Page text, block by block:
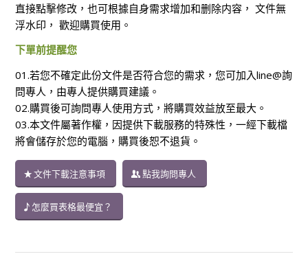
直接點擊修改，也可根據自身需求增加和删除内容， 文件無
浮水印， 歡迎購買使用。
下單前提醒您
01.若您不確定此份文件是否符合您的需求，您可加入line@詢
問專人，由專人提供購買建議。
02.購買後可詢問專人使用方式，將購買效益放至最大。
03.本文件屬著作權，因提供下載服務的特殊性，一經下載檔
將會儲存於您的電腦，購買後恕不退貨。
文件下載注意事項 點我詢問專人
怎麼買表格最便宜？